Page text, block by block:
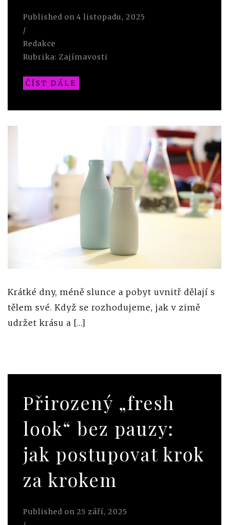
Published on 4 listopadu, 2025
/
Redakce
Rubrika: Zajímavosti
ČÍST DÁLE
Krátké dny, méně slunce a pobyt uvnitř dělají s
tělem své. Když se rozhodujeme, jak v zimě
udržet krásu a […]
Přirozený „fresh
look“ bez pauzy:
jak postupovat krok
za krokem
Published on 25 září, 2025